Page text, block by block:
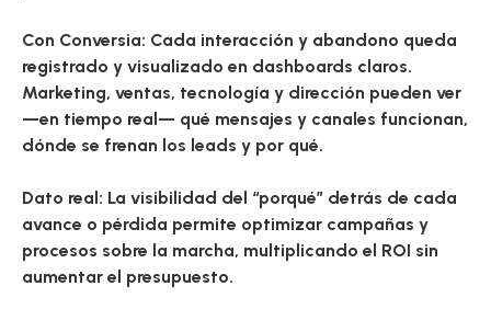
Con Conversia: Cada interacción y abandono queda
registrado y visualizado en dashboards claros.
Marketing, ventas, tecnología y dirección pueden ver
—en tiempo real— qué mensajes y canales funcionan,
dónde se frenan los leads y por qué.
Dato real: La visibilidad del “porqué” detrás de cada
avance o pérdida permite optimizar campañas y
procesos sobre la marcha, multiplicando el ROI sin
aumentar el presupuesto.